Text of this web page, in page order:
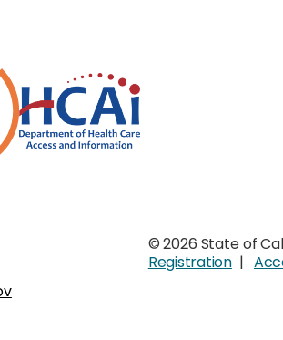
© 2026 State of
Registration|